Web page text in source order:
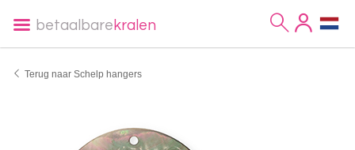
betaalbare kralen
Terug naar Schelp hangers